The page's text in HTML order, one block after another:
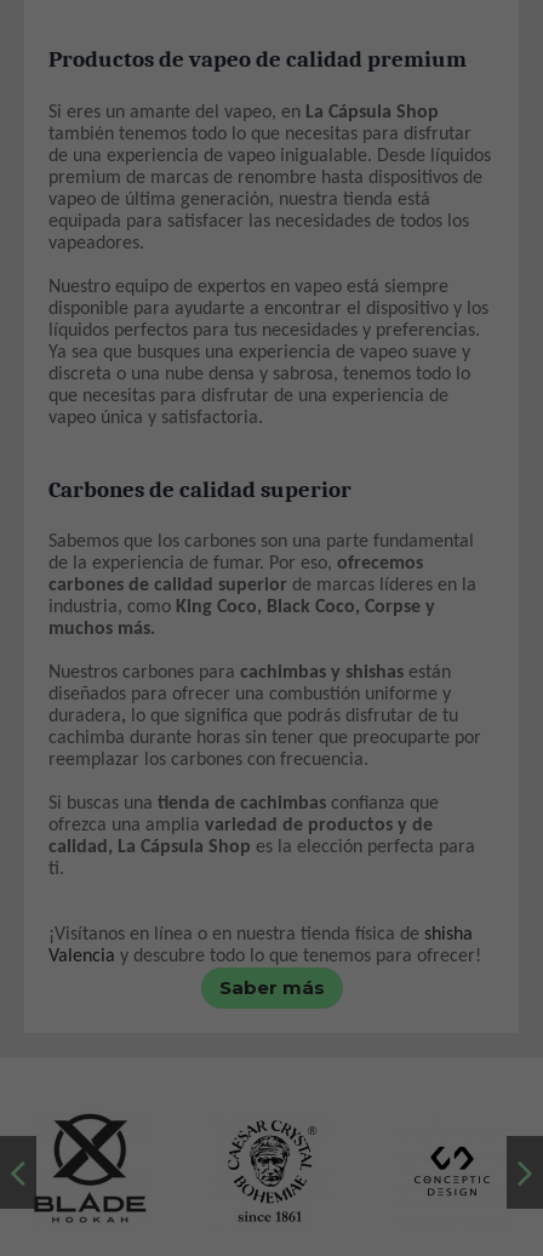
Productos de vapeo de calidad premium
Si eres un amante del vapeo, en La Cápsula Shop
también tenemos todo lo que necesitas para disfrutar
de una experiencia de vapeo inigualable. Desde líquidos
premium de marcas de renombre hasta dispositivos de
vapeo de última generación, nuestra tienda está
equipada para satisfacer las necesidades de todos los
vapeadores.
Nuestro equipo de expertos en vapeo está siempre
disponible para ayudarte a encontrar el dispositivo y los
líquidos perfectos para tus necesidades y preferencias.
Ya sea que busques una experiencia de vapeo suave y
discreta o una nube densa y sabrosa, tenemos todo lo
que necesitas para disfrutar de una experiencia de
vapeo única y satisfactoria.
Carbones de calidad superior
Sabemos que los carbones son una parte fundamental
de la experiencia de fumar. Por eso, ofrecemos
carbones de calidad superior de marcas líderes en la
industria, como King Coco, Black Coco, Corpse y
muchos más.
Nuestros carbones para cachimbas y shishas están
diseñados para ofrecer una combustión uniforme y
duradera, lo que significa que podrás disfrutar de tu
cachimba durante horas sin tener que preocuparte por
reemplazar los carbones con frecuencia.
Si buscas una tienda de cachimbas confianza que
ofrezca una amplia variedad de productos y de
calidad, La Cápsula Shop es la elección perfecta para
ti.
¡Visítanos en línea o en nuestra tienda física de shisha
Valencia y descubre todo lo que tenemos para ofrecer!
Saber más